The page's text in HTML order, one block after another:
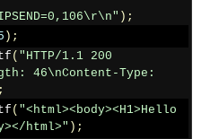
);
);
( "HTTP/1.1 200
46\nContent-Type:
( "<html><body><H1>Hello
html>" );